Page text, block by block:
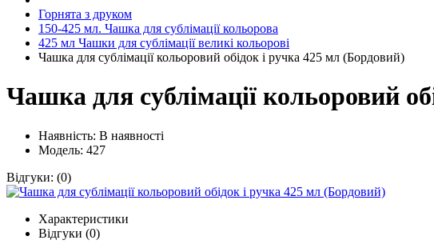
Горнята з друком
150-425 мл. Чашка для сублімації кольорова
425 мл Чашки для сублімації великі кольорові
Чашка для сублімації кольоровий обідок і ручка 425 мл (Бордовий)
Чашка для сублімації кольоровий
Наявність: В наявності
Модель: 427
Відгуки: (0)
Характеристики
Відгуки (0)